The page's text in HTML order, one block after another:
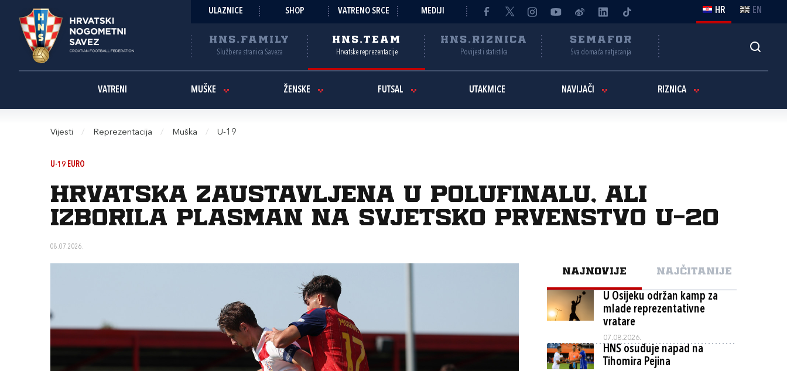
ULAZNICE SHOP VATRENO SRCE MEDIJI HR EN
HNS.FAMILY
Službena stranica Saveza
HNS.TEAM
Hrvatske reprezentacije
HNS.RIZNICA
Povijest i statistika
SEMAFOR
Sva domaća natjecanja
VATRENI MUŠKE ŽENSKE FUTSAL UTAKMICE NAVIJAČI RIZNICA
Vijesti / Reprezentacija / Muška / U-19
U-19 EURO
Hrvatska zaustavljena u polufinalu, ali
izborila plasman na Svjetsko prvenstvo U-20
08.07.2026.
NAJNOVIJE NAJČITANIJE
U Osijeku održan kamp za
mlade reprezentativne
vratare
07.08.2026.
HNS osuđuje napad na
Tihomira Pejina